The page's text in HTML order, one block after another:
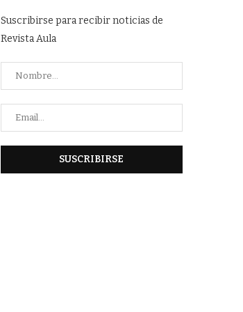
Suscribirse para recibir noticias de
Revista Aula